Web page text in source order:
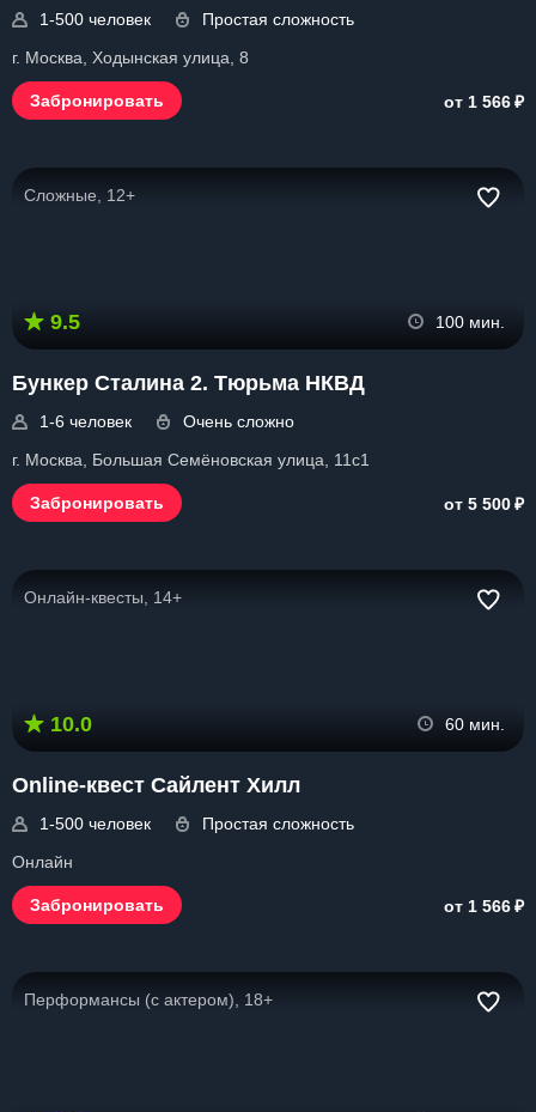
1-500 человек
Простая сложность
г. Москва, Ходынская улица, 8
Забронировать от 1 566₽
Сложные, 12+
9.5 100 мин.
Бункер Сталина 2. Тюрьма НКВД
1-6 человек
Очень сложно
г. Москва, Большая Семёновская улица, 11с1
Забронировать от 5 500₽
Онлайн-квесты, 14+
10.0 60 мин.
Online-квест Сайлент Хилл
1-500 человек
Простая сложность
Онлайн
Забронировать от 1 566₽
Перформансы (с актером), 18+